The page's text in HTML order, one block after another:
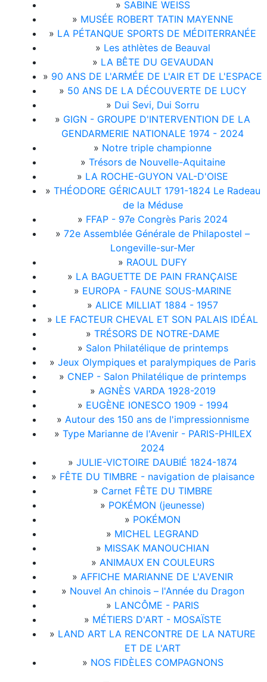
» SABINE WEISS
» MUSÉE ROBERT TATIN MAYENNE
» LA PÉTANQUE SPORTS DE MÉDITERRANÉE
» Les athlètes de Beauval
» LA BÊTE DU GEVAUDAN
» 90 ANS DE L'ARMÉE DE L'AIR ET DE L'ESPACE
» 50 ANS DE LA DÉCOUVERTE DE LUCY
» Dui Sevi, Dui Sorru
» GIGN - GROUPE D'INTERVENTION DE LA
GENDARMERIE NATIONALE 1974 - 2024
» Notre triple championne
» Trésors de Nouvelle-Aquitaine
» LA ROCHE-GUYON VAL-D'OISE
» THÉODORE GÉRICAULT 1791-1824 Le Radeau
de la Méduse
» FFAP - 97e Congrès Paris 2024
» 72e Assemblée Générale de Philapostel –
Longeville-sur-Mer
» RAOUL DUFY
» LA BAGUETTE DE PAIN FRANÇAISE
» EUROPA - FAUNE SOUS-MARINE
» ALICE MILLIAT 1884 - 1957
» LE FACTEUR CHEVAL ET SON PALAIS IDÉAL
» TRÉSORS DE NOTRE-DAME
» Salon Philatélique de printemps
» Jeux Olympiques et paralympiques de Paris
» CNEP - Salon Philatélique de printemps
» AGNÈS VARDA 1928-2019
» EUGÈNE IONESCO 1909 - 1994
» Autour des 150 ans de l'impressionnisme
» Type Marianne de l'Avenir - PARIS-PHILEX
2024
» JULIE-VICTOIRE DAUBIÉ 1824-1874
» FÊTE DU TIMBRE - navigation de plaisance
» Carnet FÊTE DU TIMBRE
» POKÉMON (jeunesse)
» POKÉMON
» MICHEL LEGRAND
» MISSAK MANOUCHIAN
» ANIMAUX EN COULEURS
» AFFICHE MARIANNE DE L'AVENIR
» Nouvel An chinois – l'Année du Dragon
» LANCÔME - PARIS
» MÉTIERS D'ART - MOSAÏSTE
» LAND ART LA RENCONTRE DE LA NATURE
ET DE L'ART
» NOS FIDÈLES COMPAGNONS